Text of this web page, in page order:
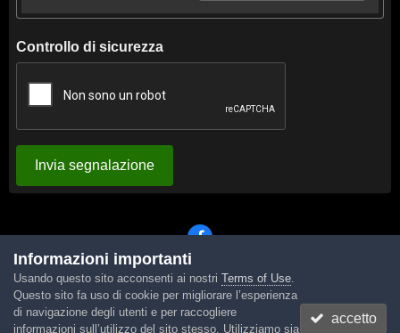
Controllo di sicurezza
Invia segnalazione
Lingua Tema Contattaci Cookies
Powered by Invision Community
Informazioni importanti
Usando questo sito acconsenti ai nostri Terms of Use.
Questo sito fa uso di cookie per migliorare l’esperienza
di navigazione degli utenti e per raccogliere
informazioni sull’utilizzo del sito stesso. Utilizziamo sia
accetto